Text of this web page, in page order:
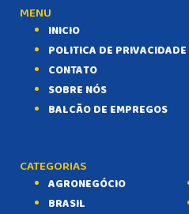
MENU
INICIO
POLITICA DE PRIVACIDADE
CONTATO
SOBRE NÓS
BALCÃO DE EMPREGOS
CATEGORIAS
AGRONEGÓCIO
BRASIL